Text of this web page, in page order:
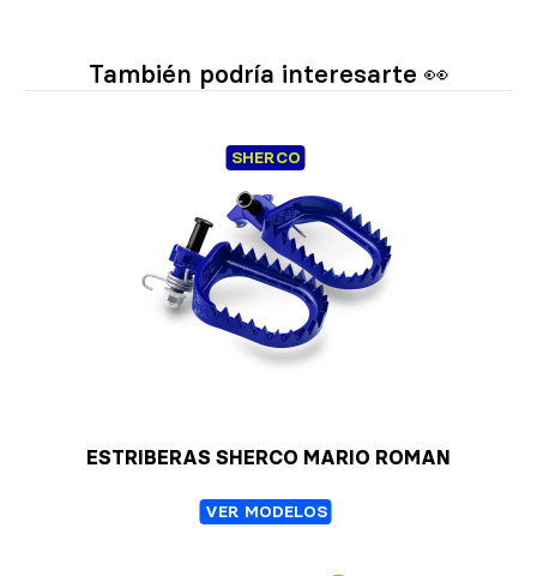
También podría interesarte 👀
SHERCO
ESTRIBERAS SHERCO MARIO ROMAN
VER MODELOS